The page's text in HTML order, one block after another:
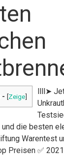
- [Zeige]
llll➤
und die besten
Warentest
Preisen ✅